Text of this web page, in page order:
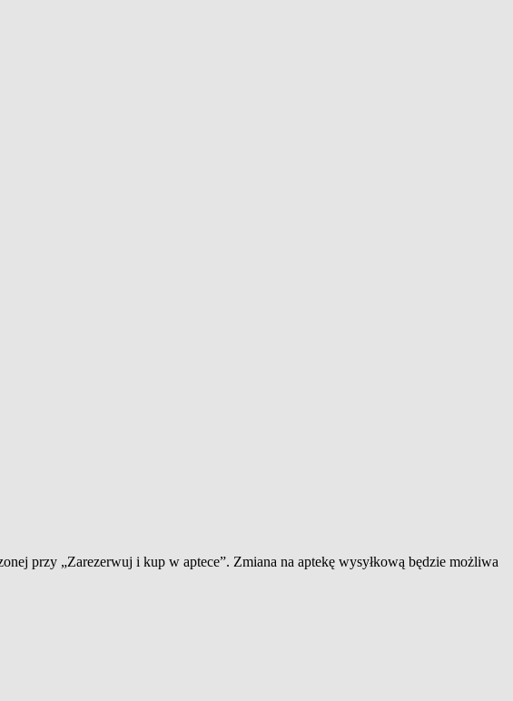
przy „Zarezerwuj i kup w aptece”. Zmiana na aptekę wysyłkową będzie możliwa